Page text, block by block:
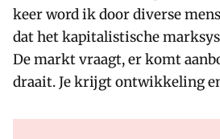
keer word ik door diverse
dat het kapitalistische
De markt vraagt, er komt
draait. Je krijgt ontwikkeling